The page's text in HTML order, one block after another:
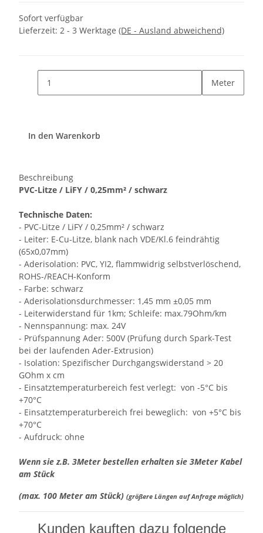
Sofort verfügbar
Lieferzeit: 2 - 3 Werktage (DE - Ausland abweichend)
Meter
In den Warenkorb
Beschreibung
PVC-Litze / LiFY / 0,25mm² / schwarz
Technische Daten:
- PVC-Litze / LiFY / 0,25mm² / schwarz
- Leiter: E-Cu-Litze, blank nach VDE/Kl.6 feindrähtig
(65x0,07mm)
- Aderisolation: PVC, YI2, flammwidrig selbstverlöschend,
ROHS-/REACH-Konform
- Farbe: schwarz
- Aderisolationsdurchmesser: 1,45 mm ±0,05 mm
- Leiterwiderstand für 1km; Schleife: max.79Ohm/km
- Nennspannung: max. 24V
- Prüfspannung Ader: 500V (Prüfung durch Spark-Test
bei der laufenden Ader-Extrusion)
- Isolation: Spezifischer Durchgangswiderstand > 20
GOhm x cm
- Einsatztemperaturbereich fest verlegt: von -5°C bis
+70°C
- Einsatztemperaturbereich frei beweglich: von +5°C bis
+70°C
- Aufdruck: ohne
Wenn sie z.B. 3Meter bestellen erhalten sie 3Meter Kabel
am Stück
(max. 100 Meter am Stück) (größere Längen auf Anfrage möglich)
Kunden kauften dazu folgende